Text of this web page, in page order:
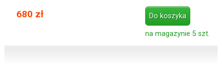
680 zł Do koszyka
na magazynie 5 szt.